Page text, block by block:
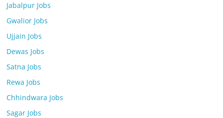
Jabalpur Jobs
Gwalior Jobs
Ujjain Jobs
Dewas Jobs
Satna Jobs
Rewa Jobs
Chhindwara Jobs
Sagar Jobs